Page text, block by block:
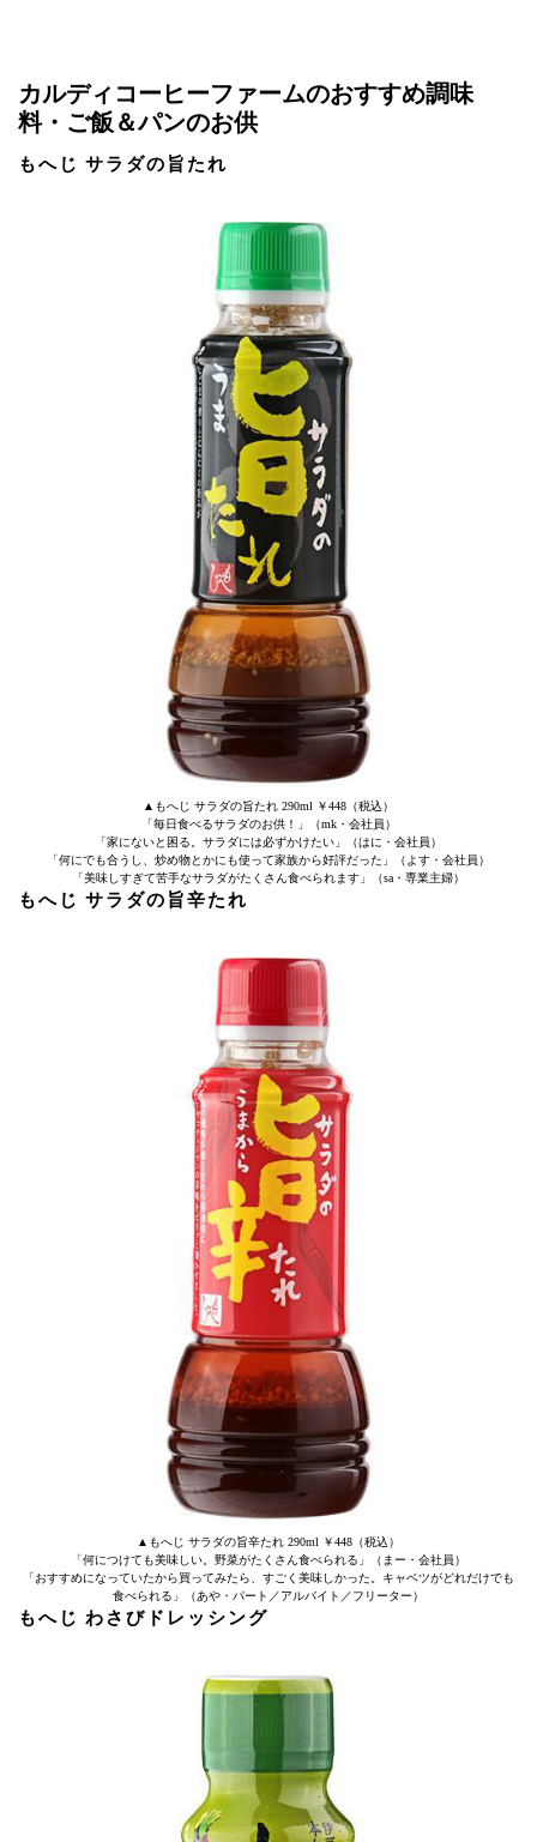
カルディコーヒーファームのおすすめ調味
料・ご飯＆パンのお供
もへじ サラダの旨たれ
▲もへじ サラダの旨たれ 290ml ￥448（税込）
「毎日食べるサラダのお供！」（mk・会社員）
「家にないと困る。サラダには必ずかけたい」（はに・会社員）
「何にでも合うし、炒め物とかにも使って家族から好評だった」（よす・会社員）
「美味しすぎて苦手なサラダがたくさん食べられます」（sa・専業主婦）
もへじ サラダの旨辛たれ
▲もへじ サラダの旨辛たれ 290ml ￥448（税込）
「何につけても美味しい。野菜がたくさん食べられる」（まー・会社員）
「おすすめになっていたから買ってみたら、すごく美味しかった。キャベツがどれだけでも
食べられる」（あや・パート／アルバイト／フリーター）
もへじ わさびドレッシング